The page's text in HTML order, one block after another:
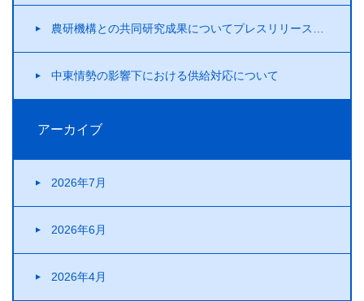
農研機構との共同研究成果についてプレスリリースを行いました！
中東情勢の影響下における供給対応について
アーカイブ
2026年7月
2026年6月
2026年4月